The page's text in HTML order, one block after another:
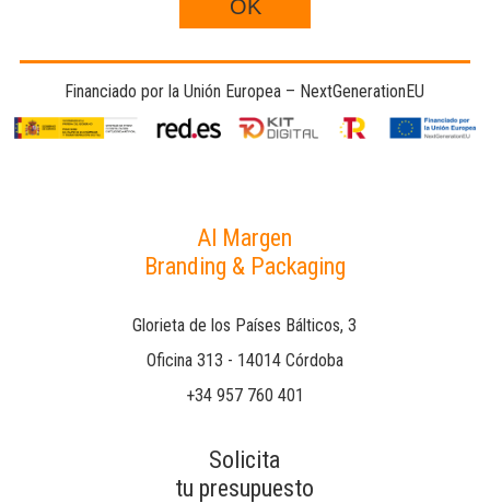
Financiado por la Unión Europea – NextGenerationEU
Al Margen
Branding & Packaging
Glorieta de los Países Bálticos, 3
Oficina 313 - 14014 Córdoba
+34 957 760 401
Solicita
tu presupuesto